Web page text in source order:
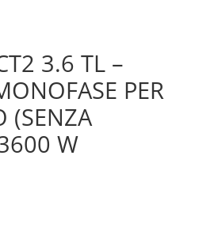
3.6 TL –
PER
(SENZA
W